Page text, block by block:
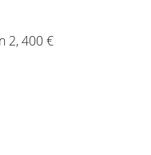
2, 400 €